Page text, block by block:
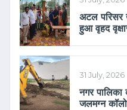
अटल परिसर
हुआ वृहद
31 July, 2026
नगर पालिका
जलमग्न